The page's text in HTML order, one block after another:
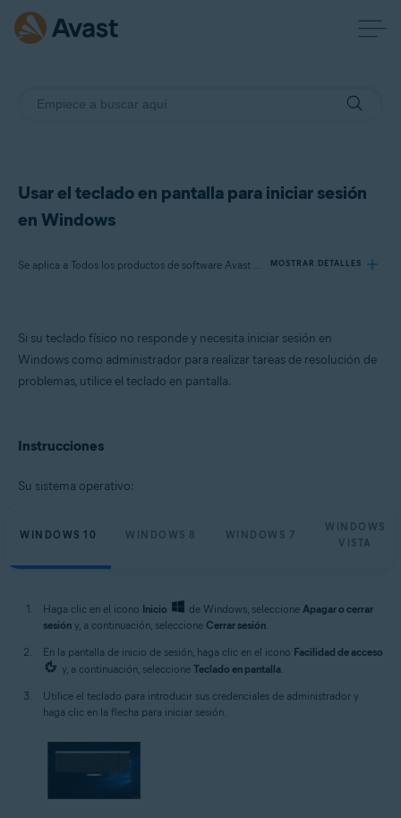
Usar el teclado en pantalla para iniciar sesión
en Windows
Se aplica a Todos los productos de software Avast disponibles MOSTRAR DETALLES
Productos:
Todos los productos de software Avast disponibles
Microsoft Windows 8.1/Pro/Enterprise - 32 o 64 bits
Microsoft Windows 7 Home Basic/Home
Enterprise / Ultimate - Service Pack 2, 32 o 64 bits
Si su teclado físico no responde y necesita iniciar sesión en
Windows como administrador para realizar tareas de resolución de
problemas, utilice el teclado en pantalla.
Instrucciones
Su sistema operativo:
WINDOWS 10 WINDOWS 8 WINDOWS 7
WINDOWS
VISTA
Haga clic en el icono Inicio de Windows, seleccione Apagar o cerrar
sesión y, a continuación, seleccione Cerrar sesión.
En la pantalla de inicio de sesión, haga clic en el icono Facilidad de acceso
y, a continuación, seleccione Teclado en pantalla.
Utilice el teclado para introducir sus credenciales de administrador y
haga clic en la flecha para iniciar sesión.